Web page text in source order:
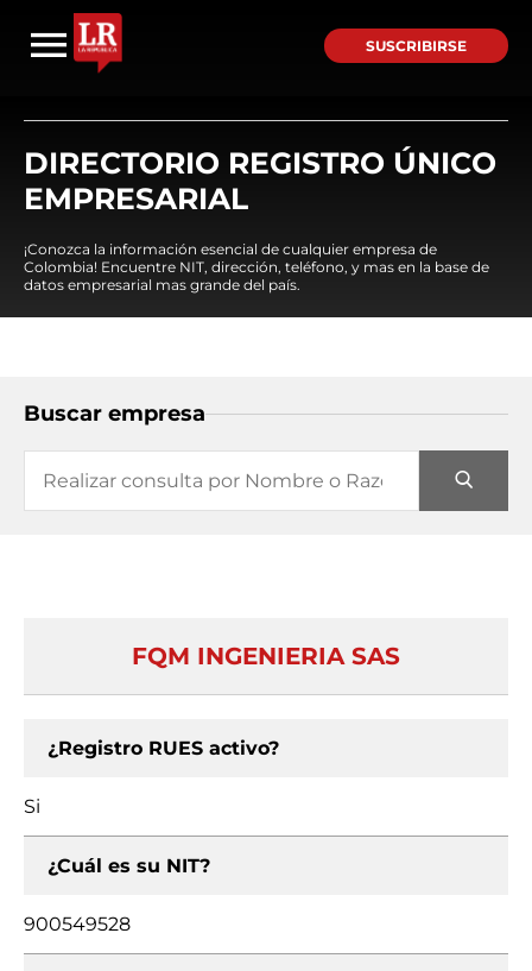
SUSCRIBIRSE
DIRECTORIO REGISTRO ÚNICO
EMPRESARIAL
¡Conozca la información esencial de cualquier empresa de
Colombia! Encuentre NIT, dirección, teléfono, y mas en la base de
datos empresarial mas grande del país.
Buscar empresa
FQM INGENIERIA SAS
¿Registro RUES activo?
Si
¿Cuál es su NIT?
900549528